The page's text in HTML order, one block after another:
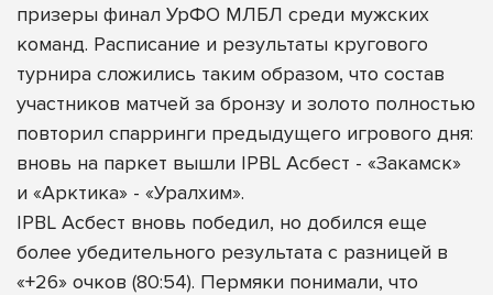
призеры финал УрФО МЛБЛ среди мужских
команд. Расписание и результаты кругового
турнира сложились таким образом, что состав
участников матчей за бронзу и золото полностью
повторил спарринги предыдущего игрового дня:
вновь на паркет вышли IPBL Асбест - «Закамск»
и «Арктика» - «Уралхим».
IPBL Асбест вновь победил, но добился еще
более убедительного результата с разницей в
«+26» очков (80:54). Пермяки понимали, что